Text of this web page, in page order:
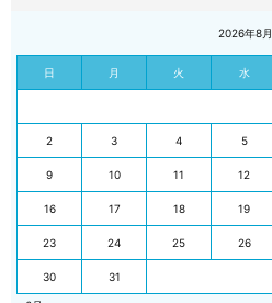
2026年8月
日 月 火 水
2 3 4 5
9 10 11 12
16 17 18 19
23 24 25 26
30 31